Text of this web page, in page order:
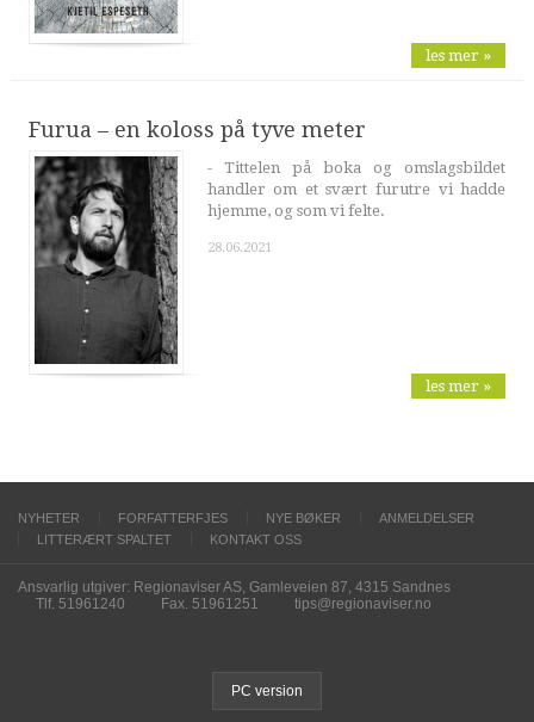
les mer »
Furua – en koloss på tyve meter
- Tittelen på boka og omslagsbildet
handler om et svært furutre vi hadde
hjemme, og som vi felte.
28.06.2021
les mer »
NYHETER FORFATTERFJES NYE BØKER
ANMELDELSER
LITTERÆRT SPALTET
KONTAKT OSS
Ansvarlig utgiver: Regionaviser AS, Gamleveien 87, 4315 Sandnes
Tlf. 51961240
Fax. 51961251 tips@regionaviser.no
PC version